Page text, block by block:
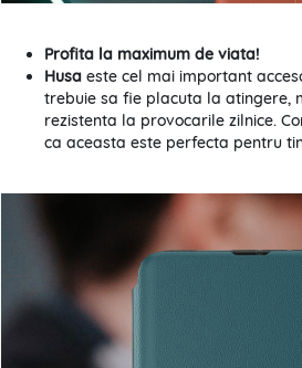
Profita la maximum de viata!
Husa este cel mai important
trebuie sa fie placuta la atingere,
rezistenta la provocarile zilnice.
ca aceasta este perfecta pentru